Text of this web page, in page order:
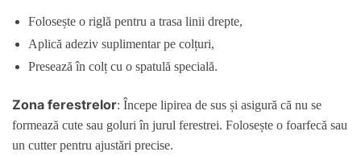
Folosește o riglă pentru a trasa linii drepte,
Aplică adeziv suplimentar pe colțuri,
Presează în colț cu o spatulă specială.
Zona ferestrelor: Începe lipirea de sus și asigură că nu se
formează cute sau goluri în jurul ferestrei. Folosește o foarfecă sau
un cutter pentru ajustări precise.